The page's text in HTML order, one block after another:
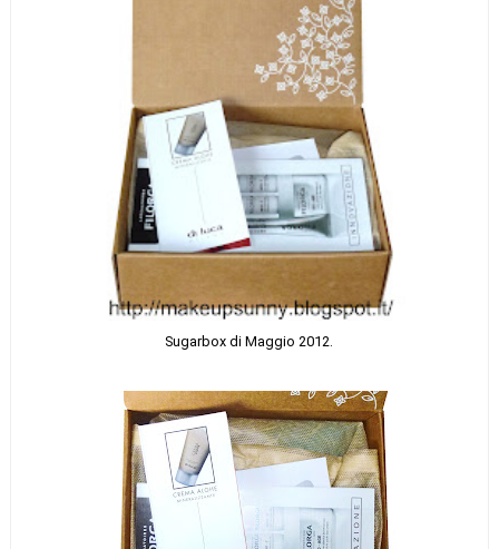
Sugarbox di Maggio 2012.